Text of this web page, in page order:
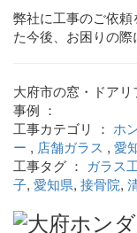
弊社に工事のご依
た今後、お困りの
大府市の窓・ドア
事例 ：
工事カテゴリ ： ホ
ー , 店舗ガラス , 愛
工事タグ ： ガラス
子, 愛知県, 接骨院,